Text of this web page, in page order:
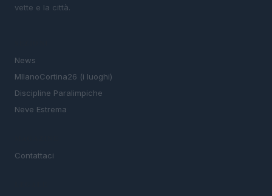
vette e la città.
News
MIlanoCortina26 (i luoghi)
Discipline Paralimpiche
Neve Estrema
Contattaci